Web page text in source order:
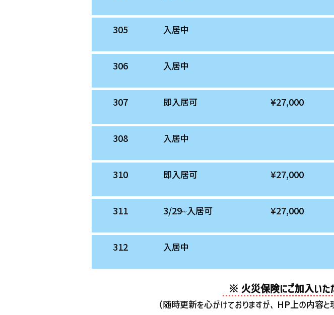
305 入居中
306 入居中
307 即入居可 ¥27,000
308 入居中
310 即入居可 ¥27,000
311 3/29~入居可 ¥27,000
312 入居中
（随時更新を心がけておりますが、HP上の内容
※ 火災保険にご加入いた